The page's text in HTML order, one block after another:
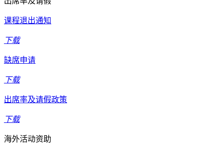
课程退出通知
下载
缺席申请
下载
出席率及请假政策
下载
海外活动资助